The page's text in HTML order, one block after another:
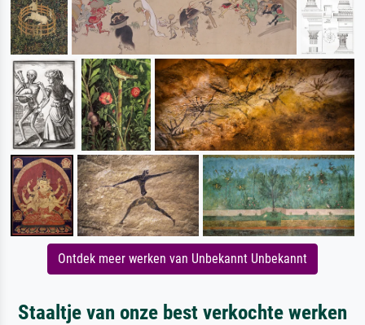
Ontdek meer werken van Unbekannt Unbekannt
Staaltje van onze best verkochte werken